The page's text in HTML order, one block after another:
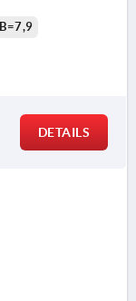
B=7,9
DETAILS